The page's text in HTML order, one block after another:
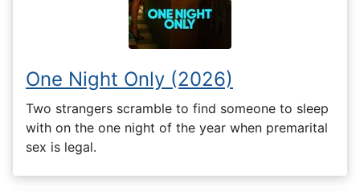
One Night Only (2026)
Two strangers scramble to find someone to sleep
with on the one night of the year when premarital
sex is legal.